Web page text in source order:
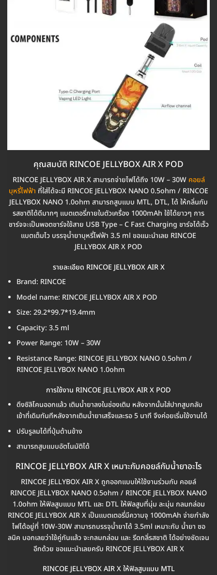
คุณสมบัติ RINCOE JELLYBOX AIR X POD
RINCOE JELLYBOX AIR X สามารถจ่ายไฟได้ถึง 10W – 30W คอยล์
บุหรี่ไฟฟ้า ที่ใส่ได้จะมี RINCOE JELLYBOX NANO 0.5ohm / RINCOE
JELLYBOX NANO 1.0ohm สามารถสูบแบบ MTL, DTL, ได้ ให้กลิ่นกับ
รสชาติได้ดีมากๆ แบตเตอรี่ภายในตัวเครื่อง 1000mAh ใช้ได้ยาวๆ การ
ชาร์จจะเป็นพอตชาร์จใช้สาย USB Type – C Fast Charging ชาร์จได้เร็ว
แบตเต็มไว บรรจุน้ำยาบุหรี่ไฟฟ้า 3.5 ml ขอแนะนำเลย RINCOE
JELLYBOX AIR X POD
รายละเอียด RINCOE JELLYBOX AIR X
Brand: RINCOE
Model name: RINCOE JELLYBOX AIR X POD
Size: 29.2*99.7*19.4mm
Capacity: 3.5 ml
Power Range: 10W – 30W
Resistance Range: RINCOE JELLYBOX NANO 0.5ohm /
RINCOE JELLYBOX NANO 1.0ohm
การใช้งาน RINCOE JELLYBOX AIR X POD
ดึงซิลิโคนออกแล้ว เติมน้ำยาลงในช่องเติม หลังจากนั้นใส่ปากสูบกลับ
เข้าที่เดิมทันทีหลังจากเติมน้ำยาเสร็จและรอ 5 นาที จึงค่อยเริ่มใช้งานได้
ปรับรูลมได้ที่ปุ่มด้านข้าง
สามารถสูบแบบอัตโนมัติได้
RINCOE JELLYBOX AIR X เหมาะกับคอยล์กับน้ำยาอะไร
RINCOE JELLYBOX AIR X ถูกออกแบบให้ใช้งานร่วมกับ คอยล์
RINCOE JELLYBOX NANO 0.5ohm / RINCOE JELLYBOX NANO
1.0ohm ให้ฟิลสูบแบบ MTL และ DTL ให้ฟิลสูบที่นุ่ม ละมุ่น กลมกล่อม
RINCOE JELLYBOX AIR X เป็นแบตเตอรี่มีความจุ 1000mAh จ่ายกำลัง
ไฟได้อยู่ที่ 10W-30W สามารถบรรจุน้ำยาได้ 3.5ml เหมาะกับ น้ำยา ซอ
ลนิค บอกเลยว่าใช้คู่กันแล้ว จะกลมกล่อม และ รีดกลิ่รสชาติ ได้อย่างชัดเจน
อีกด้วย ขอแนะนำเลยครับ RINCOE JELLYBOX AIR X
RINCOE JELLYBOX AIR X ให้ฟิลสูบแบบ MTL